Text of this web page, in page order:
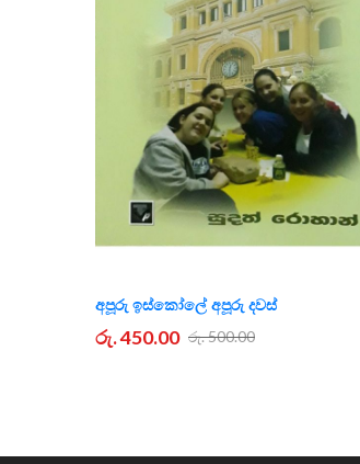
අපූරු ඉස්කෝලේ අපූරු දවස්
රු. 450.00 රු. 500.00